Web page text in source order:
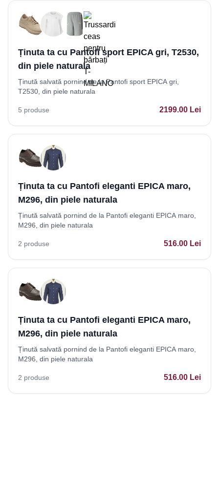
Ținuta ta cu Pantofi sport EPICA gri, T2530,
din piele naturala
Ținută salvată pornind de la Pantofi sport EPICA gri,
T2530, din piele naturala
5 produse 2199.00 Lei
Ținuta ta cu Pantofi eleganti EPICA maro,
M296, din piele naturala
Ținută salvată pornind de la Pantofi eleganti EPICA maro,
M296, din piele naturala
2 produse 516.00 Lei
Ținuta ta cu Pantofi eleganti EPICA maro,
M296, din piele naturala
Ținută salvată pornind de la Pantofi eleganti EPICA maro,
M296, din piele naturala
2 produse 516.00 Lei